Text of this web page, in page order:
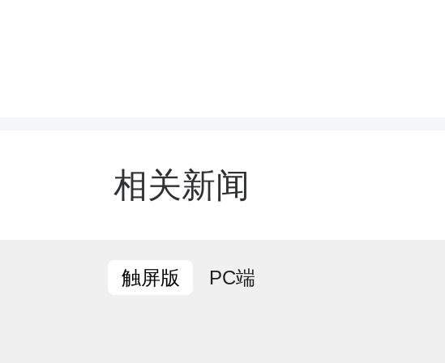
人员深入农户家中，面对面讲解
相关新闻
触屏版 PC端